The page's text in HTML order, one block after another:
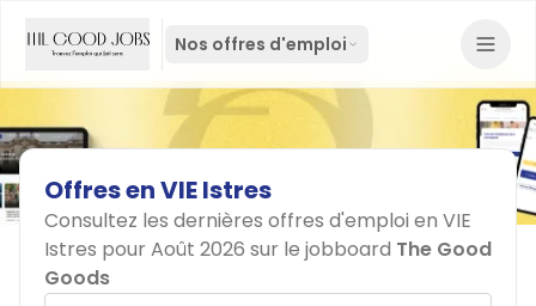
Nos offres d'emploi
OffresenVIEIstres
Consultez les dernières offres d'emploi en VIE
Istres pour Août 2026 sur le jobboard The Good
Goods
Rechercher par job, mot-clé ou entreprise